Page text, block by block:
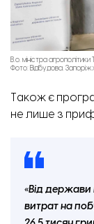
В.о. міністра
Фото: Відбудова.
Також є
не лише з
«Від
витрат на